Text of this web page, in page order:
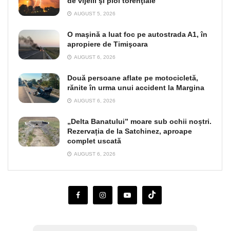
AUGUST 5, 2026
O maşină a luat foc pe autostrada A1, în
apropiere de Timişoara
AUGUST 6, 2026
Două persoane aflate pe motocicletă,
rănite în urma unui accident la Margina
AUGUST 6, 2026
„Delta Banatului” moare sub ochii noștri.
Rezervația de la Satchinez, aproape
complet uscată
AUGUST 6, 2026